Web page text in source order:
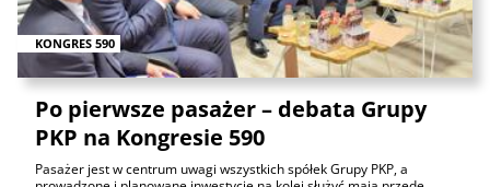
KONGRES 590
Po pierwsze pasażer – debata Grupy
PKP na Kongresie 590
Pasażer jest w centrum uwagi wszystkich spółek Grupy PKP, a